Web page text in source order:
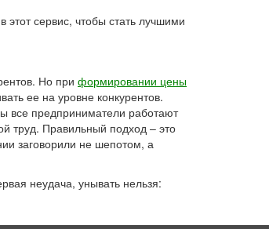
сервис, чтобы стать лучшими
Но при формировании цены
ее на уровне конкурентов.
все предприниматели работают
труд. Правильный подход – это
заговорили не шепотом, а
неудача, унывать нельзя: